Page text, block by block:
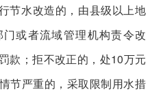
节水改造的，由县级以上地
或者流域管理机构责令改
款；拒不改正的，处10万元
节严重的，采取限制用水措